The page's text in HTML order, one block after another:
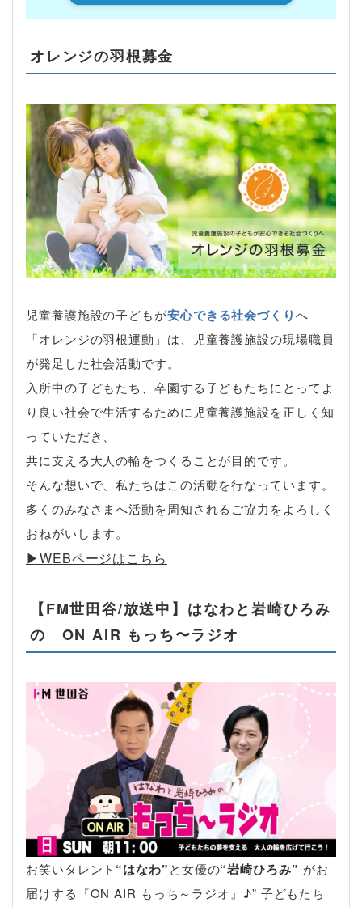
オレンジの羽根募金
児童養護施設の子どもが安心できる社会づくりへ
「オレンジの羽根運動」は、児童養護施設の現場職員
が発足した社会活動です。
入所中の子どもたち、卒園する子どもたちにとってよ
り良い社会で生活するために児童養護施設を正しく知
っていただき、
共に支える大人の輪をつくることが目的です。
そんな想いで、私たちはこの活動を行なっています。
多くのみなさまへ活動を周知されるご協力をよろしく
おねがいします。
▶︎WEBページはこちら
【FM世田谷/放送中】はなわと岩崎ひろみ
の ON AIR もっち〜ラジオ
お笑いタレント “はなわ”と女優の“岩崎ひろみ” がお
届けする『ON AIR もっち～ラジオ』♪” 子どもたち